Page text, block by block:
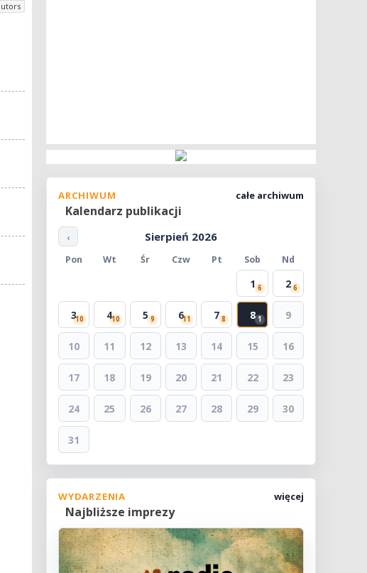
ARCHIWUM
Kalendarz publikacji
całe archiwum
‹ Sierpień 2026
Pon Wt Śr Czw Pt Sob Nd
1 6 2 6
310 410 5 9 611 7 8 8 1 9
10 11 12 13 14 15 16
17 18 19 20 21 22 23
24 25 26 27 28 29 30
31
WYDARZENIA
Najbliższe imprezy
więcej